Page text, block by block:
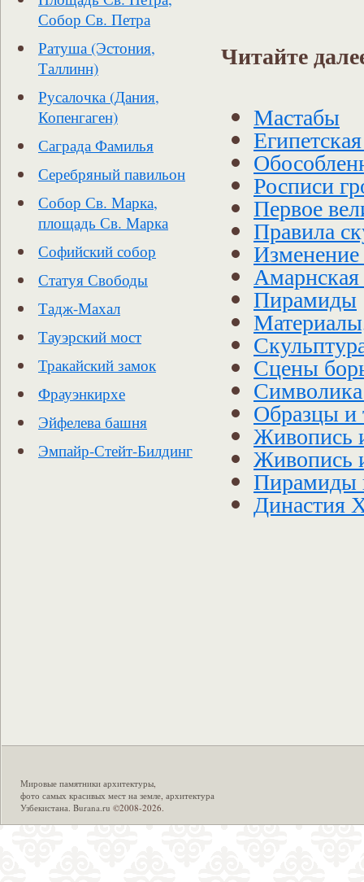
Собор Св. Петра
Ратуша (Эстония,
Таллинн)
Русалочка (Дания,
Копенгаген)
Саграда Фамилья
Серебряный павильон
Собор Св. Марка,
площадь Св. Марка
Софийский собор
Статуя Свободы
Тадж-Махал
Тауэрский мост
Тракайский замок
Фрауэнкирхе
Эйфелева башня
Эмпайр-Стейт-Билдинг
Читайте
Мастабы
Росписи
Первое
Правила
Амарнская
Пирамиды
Сцены
Символика
Образцы и
Живопись
Живопись
Пирамиды
Династия
Мировые памятники архитектуры,
фото самых красивых мест на земле, архитектура
Узбекистана. Burana.ru ©2008-2026.